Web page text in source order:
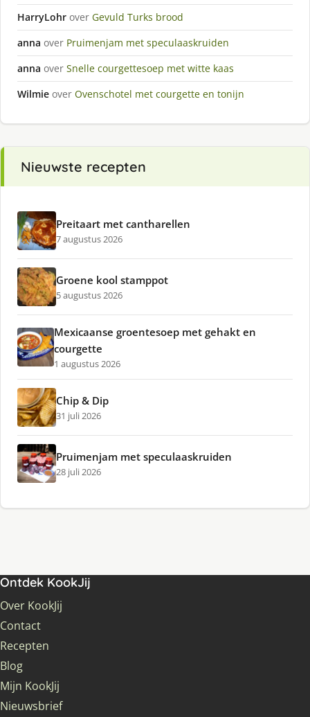
HarryLohr over Gevuld Turks brood
anna over Pruimenjam met speculaaskruiden
anna over Snelle courgettesoep met witte kaas
Wilmie over Ovenschotel met courgette en tonijn
Nieuwste recepten
Preitaart met cantharellen
7 augustus 2026
Groene kool stamppot
5 augustus 2026
Mexicaanse groentesoep met gehakt en
courgette
1 augustus 2026
Chip & Dip
31 juli 2026
Pruimenjam met speculaaskruiden
28 juli 2026
Ontdek KookJij
Over KookJij
Contact
Recepten
Blog
Mijn KookJij
Nieuwsbrief